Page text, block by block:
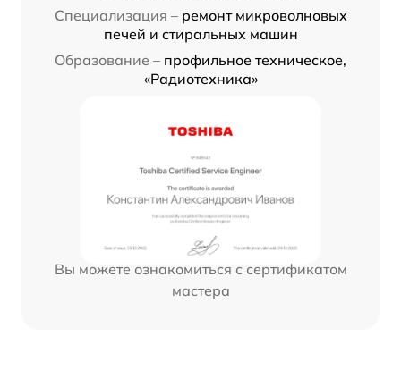
Специализация – ремонт микроволновых
печей и стиральных машин
Образование – профильное техническое,
«Радиотехника»
Вы можете ознакомиться с сертификатом
мастера